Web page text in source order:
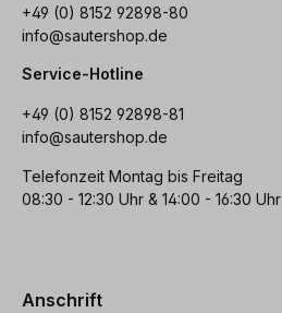
+49 (0) 8152 92898-80
info@sautershop.de
Service-Hotline
+49 (0) 8152 92898-81
info@sautershop.de
Telefonzeit Montag bis Freitag
08:30 - 12:30 Uhr & 14:00 - 16:30 Uhr
Anschrift